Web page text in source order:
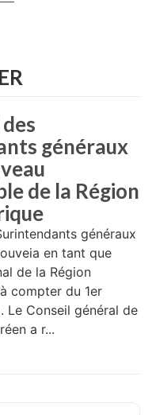
généraux
de la Région
généraux a
en tant que
de la Région
compter du 1er
Le Conseil général de
a r...